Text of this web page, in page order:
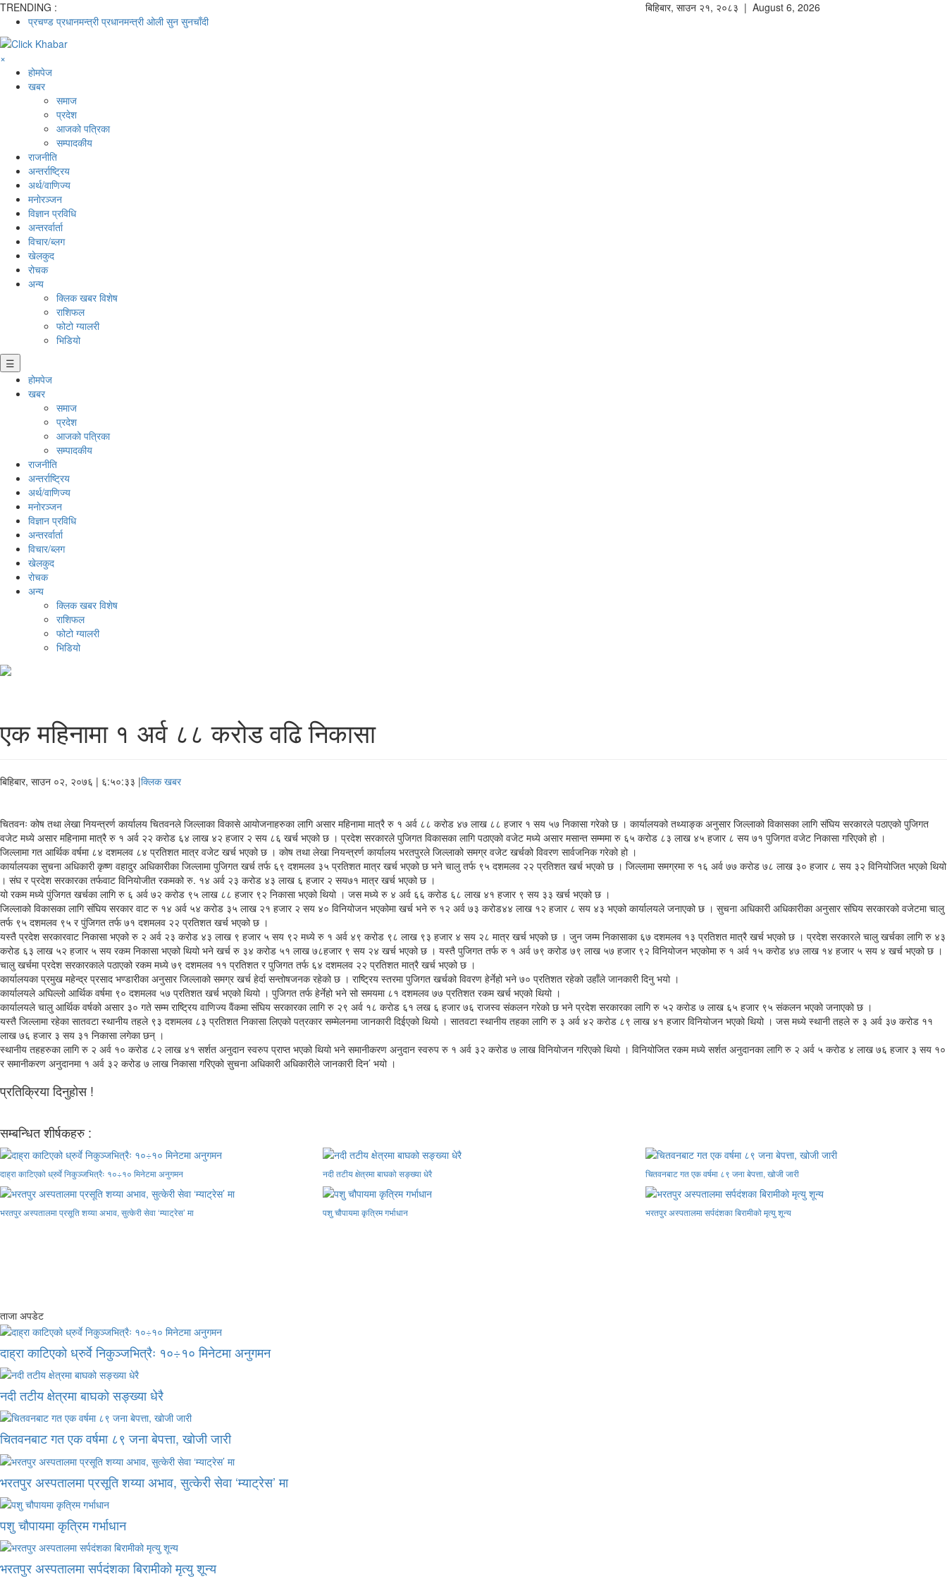
TRENDING :
प्रचण्ड प्रधानमन्त्री प्रधानमन्त्री ओली सुन सुनचाँदी
बिहिबार, साउन २१, २०८३ | August 6, 2026
×
होमपेज
खबर
समाज
प्रदेश
आजको पत्रिका
सम्पादकीय
राजनीति
अन्तर्राष्ट्रिय
अर्थ/वाणिज्य
मनाेरञ्जन
विज्ञान प्रविधि
अन्तरर्वार्ता
विचार/ब्लग
खेलकुद
रोचक
अन्य
क्लिक खबर विशेष
राशिफल
फोटो ग्यालरी
भिडियो
☰
होमपेज
खबर
समाज
प्रदेश
आजको पत्रिका
सम्पादकीय
राजनीति
अन्तर्राष्ट्रिय
अर्थ/वाणिज्य
मनाेरञ्जन
विज्ञान प्रविधि
अन्तरर्वार्ता
विचार/ब्लग
खेलकुद
रोचक
अन्य
क्लिक खबर विशेष
राशिफल
फोटो ग्यालरी
भिडियो
एक महिनामा १ अर्व ८८ करोड वढि निकासा
बिहिबार, साउन ०२, २०७६ | ६:५०:३३ |क्लिक खबर
चितवनः कोष तथा लेखा नियन्त्रर्ण कार्यालय चितवनले जिल्लाका विकासे आयोजनाहरुका लागि असार महिनामा मात्रै रु १ अर्व ८८ करोड ४७ लाख ८८ हजार १ सय ५७ निकासा गरेको छ । कार्यालयको तथ्याङ्क अनुसार जिल्लाको विकासका लागि संघिय सरकारले पठाएको पुजिगत
वजेट मध्ये असार महिनामा मात्रै रु १ अर्व २२ करोड ६४ लाख ४२ हजार २ सय ८६ खर्च भएको छ । प्रदेश सरकारले पुजिगत विकासका लागि पठाएको वजेट मध्ये असार मसान्त सम्ममा रु ६५ करोड ८३ लाख ४५ हजार ८ सय ७१ पुजिगत वजेट निकासा गरिएको हो ।
जिल्लामा गत आर्थिक वर्षमा ८४ दशमलव ८४ प्रतिशत मात्र वजेट खर्च भएको छ । कोष तथा लेखा नियन्त्रर्ण कार्यालय भरतपुरले जिल्लाको समग्र वजेट खर्चको विवरण सार्वजनिक गरेको हो ।
कार्यालयका सुचना अधिकारी कृष्ण वहादुर अधिकारीका जिल्लामा पुजिगत खर्च तर्फ ६९ दशमलव ३५ प्रतिशत मात्र खर्च भएको छ भने चालु तर्फ ९५ दशमलव २२ प्रतिशत खर्च भएको छ । जिल्लामा समग्रमा रु १६ अर्व ७७ करोड ७८ लाख ३० हजार ८ सय ३२ विनियोजित भएको थियो
। संघ र प्रदेश सरकारका तर्फवाट विनियोजीत रकमको रु. १४ अर्व २३ करोड ४३ लाख ६ हजार २ सय७१ मात्र खर्च भएको छ ।
यो रकम मध्ये पुंजिगत खर्चका लागि रु ६ अर्व ७२ करोड ९५ लाख ८८ हजार ९२ निकासा भएको थियो । जस मध्ये रु ४ अर्व ६६ करोड ६८ लाख ४१ हजार ९ सय ३३ खर्च भएको छ ।
जिल्लाको विकासका लागि संघिय सरकार वाट रु १४ अर्व ५४ करोड ३५ लाख २१ हजार २ सय ४० विनियोजन भएकोमा खर्च भने रु १२ अर्व ७३ करोड४४ लाख १२ हजार ८ सय ४३ भएको कार्यालयले जनाएको छ । सुचना अधिकारी अधिकारीका अनुसार संघिय सरकारको वजेटमा चालु
तर्फ ९५ दशमलव ९५ र पुंजिगत तर्फ ७१ दशमलव २२ प्रतिशत खर्च भएको छ ।
यस्तै प्रदेश सरकारवाट निकासा भएको रु २ अर्व २३ करोड ४३ लाख ९ हजार ५ सय ९२ मध्ये रु १ अर्व ४९ करोड ९८ लाख ९३ हजार ४ सय २८ मात्र खर्च भएको छ । जुन जम्म निकासाका ६७ दशमलव १३ प्रतिशत मात्रै खर्च भएको छ । प्रदेश सरकारले चालु खर्चका लागि रु ४३
करोड ६३ लाख ५२ हजार ५ सय रकम निकासा भएको थियो भने खर्च रु ३४ करोड ५१ लाख ७८हजार ९ सय २४ खर्च भएको छ । यस्तै पुजिगत तर्फ रु १ अर्व ७९ करोड ७९ लाख ५७ हजार ९२ विनियोजन भएकोमा रु १ अर्व १५ करोड ४७ लाख १४ हजार ५ सय ४ खर्च भएको छ ।
चालु खर्चमा प्रदेश सरकारकाले पठाएको रकम मध्ये ७९ दशमलव ११ प्रतिशत र पुजिगत तर्फ ६४ दशमलव २२ प्रतिशत मात्रै खर्च भएको छ ।
कार्यालयका प्रमुख महेन्द्र प्रसाद भण्डारीका अनुसार जिल्लाको समग्र खर्च हेर्दा सन्तोषजनक रहेको छ । राष्ट्रिय स्तरमा पुजिगत खर्चको विवरण हेर्नेहो भने ७० प्रतिशत रहेको उहाँले जानकारी दिनु भयो ।
कार्यालयले अघिल्लो आर्थिक वर्षमा ९० दशमलव ५७ प्रतिशत खर्च भएको थियो । पुजिगत तर्फ हेर्नेहो भने सो समयमा ८१ दशमलव ७७ प्रतिशत रकम खर्च भएको थियो ।
कार्यालयले चालु आर्थिक वर्षको असार ३० गते सम्म राष्ट्रिय वाणिज्य वैंकमा संघिय सरकारका लागि रु २९ अर्व १८ करोड ६१ लख ६ हजार ७६ राजस्व संकलन गरेको छ भने प्रदेश सरकारका लागि रु ५२ करोड ७ लाख ६५ हजार ९५ संकलन भएको जनाएको छ ।
यस्तै जिल्लामा रहेका सातवटा स्थानीय तहले ९३ दशमलव ८३ प्रतिशत निकासा लिएको पत्रकार सम्मेलनमा जानकारी दिईएको थियो । सातवटा स्थानीय तहका लागि रु ३ अर्व ४२ करोड ८९ लाख ४१ हजार विनियोजन भएको थियो । जस मध्ये स्थानी तहले रु ३ अर्व ३७ करोड ११
लाख ७६ हजार ३ सय ३१ निकासा लगेका छन् ।
स्थानीय तहहरुका लागि रु २ अर्व १० करोड ८२ लाख ४१ सर्शत अनुदान स्वरुप प्राप्त भएको थियो भने समानीकरण अनुदान स्वरुप रु १ अर्व ३२ करोड ७ लाख विनियोजन गरिएको थियो । विनियोजित रकम मध्ये सर्शत अनुदानका लागि रु २ अर्व ५ करोड ४ लाख ७६ हजार ३ सय १०
र समानीकरण अनुदानमा १ अर्व ३२ करोड ७ लाख निकासा गरिएको सुचना अधिकारी अधिकारीले जानकारी दिन’ भयो ।
प्रतिक्रिया दिनुहोस !
सम्बन्धित शीर्षकहरु :
दाह्रा काटिएको ध्रुर्वे निकुञ्जभित्रैः १०÷१० मिनेटमा अनुगमन नदी तटीय क्षेत्रमा बाघको सङ्ख्या धेरै चितवनबाट गत एक वर्षमा ८९ जना बेपत्ता, खोजी जारी
भरतपुर अस्पतालमा प्रसूति शय्या अभाव, सुत्केरी सेवा ‘म्याट्रेस’ मा पशु चौपायमा कृत्रिम गर्भाधान भरतपुर अस्पतालमा सर्पदंशका बिरामीको मृत्यु शून्य
ताजा अपडेट
दाह्रा काटिएको ध्रुर्वे निकुञ्जभित्रैः १०÷१० मिनेटमा अनुगमन
नदी तटीय क्षेत्रमा बाघको सङ्ख्या धेरै
चितवनबाट गत एक वर्षमा ८९ जना बेपत्ता, खोजी जारी
भरतपुर अस्पतालमा प्रसूति शय्या अभाव, सुत्केरी सेवा ‘म्याट्रेस’ मा
पशु चौपायमा कृत्रिम गर्भाधान
भरतपुर अस्पतालमा सर्पदंशका बिरामीको मृत्यु शून्य